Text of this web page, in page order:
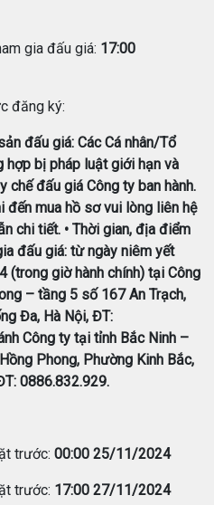
gia đấu giá: 17:00
đăng ký:
đấu giá: Các Cá nhân/Tổ
bị pháp luật giới hạn và
chế đấu giá Công ty ban hành.
đến mua hồ sơ vui lòng liên hệ
chi tiết. • Thời gian, địa điểm
đấu giá: từ ngày niêm yết
(trong giờ hành chính) tại Công
– tầng 5 số 167 An Trạch,
Đa, Hà Nội, ĐT:
Công ty tại tỉnh Bắc Ninh –
Phong, Phường Kinh Bắc,
0886.832.929.
trước: 00:00 25/11/2024
trước: 17:00 27/11/2024